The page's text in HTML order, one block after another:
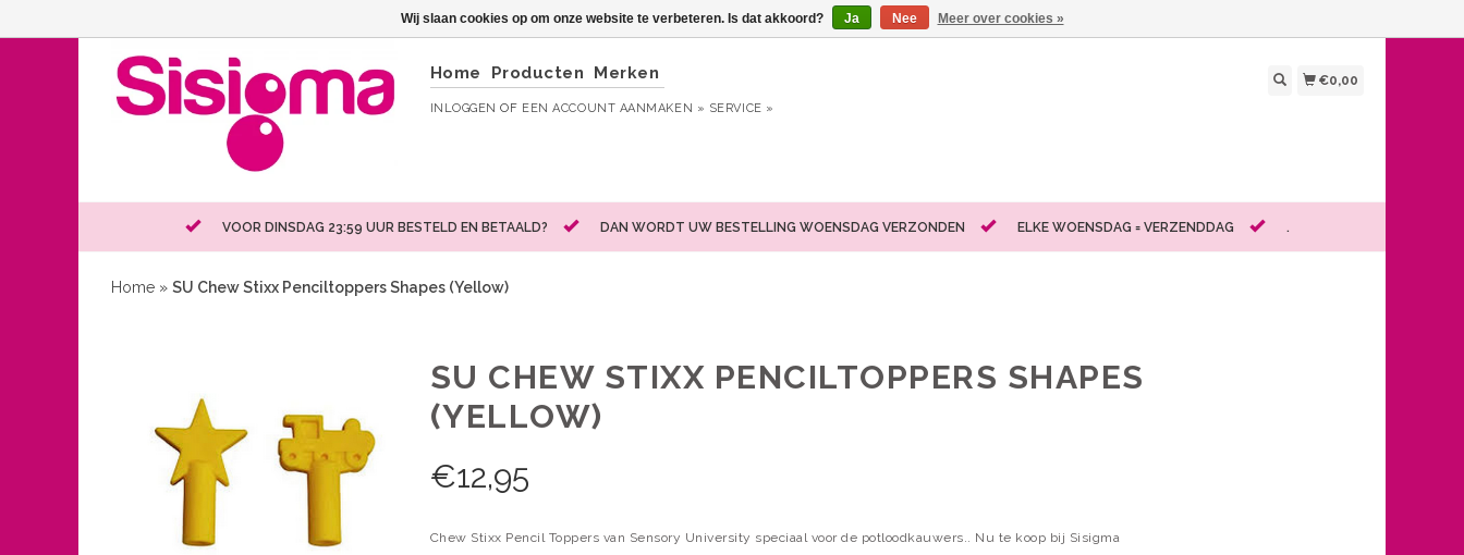
Home Producten Merken
INLOGGEN OF EEN ACCOUNT AANMAKEN » SERVICE »
€0,00
VOOR DINSDAG 23:59 UUR BESTELD EN BETAALD? DAN WORDT UW BESTELLING WOENSDAG VERZONDEN ELKE WOENSDAG = VERZENDDAG .
Home » SU Chew Stixx Penciltoppers Shapes (Yellow)
SU CHEW STIXX PENCILTOPPERS SHAPES
(YELLOW)
€12,95
Chew Stixx Pencil Toppers van Sensory University speciaal voor de potloodkauwers.. Nu te koop bij Sisigma
Wij slaan cookies op om onze website te verbeteren. Is dat akkoord? Ja Nee Meer over cookies »